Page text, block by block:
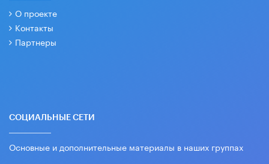
О проекте
Контакты
Партнеры
СОЦИАЛЬНЫЕ СЕТИ
Основные и дополнительные материалы в наших группах